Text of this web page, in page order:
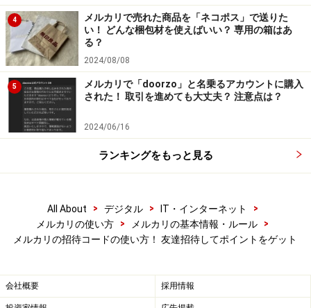
知らない人からの招待は注意！ 招待コード
とが起きています。たくさんの人を招待すれば、それだ
けポイントも貯まっていきます。それを狙って無差別に
界があります。そこでSNSや掲示板の投稿などで勧誘を
し、面識のない人を招待するようになるわけです。
4
メルカリで売れた商品を「ネコポス」で送りた
い！ どんな梱包材を使えばいい？ 専用の箱はあ
る？
2024/08/08
5
メルカリで「doorzo」と名乗るアカウントに購入
された！ 取引を進めても大丈夫？ 注意点は？
2024/06/16
ランキングをもっと見る
All About > デジタル > IT・インターネット
>
メルカリの使い方
> メルカリの基本情報・ルール
>
メルカリの招待コードの使い方！ 友達招待してポイントをゲット
会社概要 採用情報